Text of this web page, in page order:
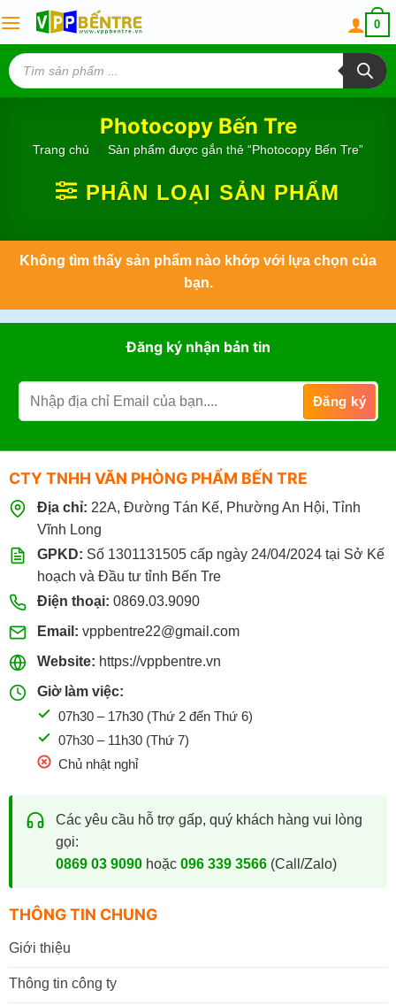
to
content
0
Tìm
kiếm
sản
phẩm
Photocopy Bến Tre
Trang chủ Sản phẩm được gắn thẻ “Photocopy Bến Tre”
PHÂN LOẠI SẢN PHẨM
Không tìm thấy sản phẩm nào khớp với lựa chọn của
bạn.
Đăng ký nhận bản tin
CTY TNHH VĂN PHÒNG PHẨM BẾN TRE
Địa chỉ: 22A, Đường Tán Kế, Phường An Hội, Tỉnh
Vĩnh Long
GPKD: Số 1301131505 cấp ngày 24/04/2024 tại Sở Kế
hoạch và Đầu tư tỉnh Bến Tre
Điện thoại: 0869.03.9090
Email: vppbentre22@gmail.com
Website: https://vppbentre.vn
Giờ làm việc:
07h30 – 17h30 (Thứ 2 đến Thứ 6)
07h30 – 11h30 (Thứ 7)
Chủ nhật nghỉ
Các yêu cầu hỗ trợ gấp, quý khách hàng vui lòng
gọi:
0869 03 9090hoặc 096 339 3566(Call/Zalo)
THÔNG TIN CHUNG
Giới thiệu
Thông tin công ty